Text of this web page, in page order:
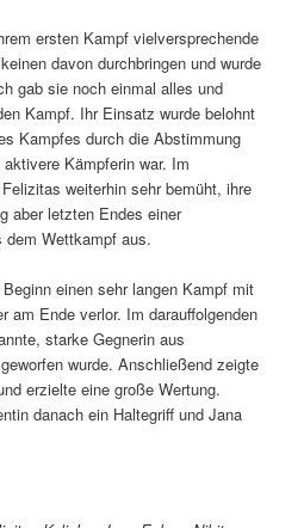
ersten Kampf vielversprechende
davon durchbringen und wurde
gab sie noch einmal alles und
Kampf. Ihr Einsatz wurde belohnt
Kampfes durch die Abstimmung
Kämpferin war. Im
weiterhin sehr bemüht, ihre
aber letzten Endes einer
Wettkampf aus.
einen sehr langen Kampf mit
am Ende verlor. Im darauffolgenden
starke Gegnerin aus
wurde. Anschließend zeigte
erzielte eine große Wertung.
danach ein Haltegriff und Jana